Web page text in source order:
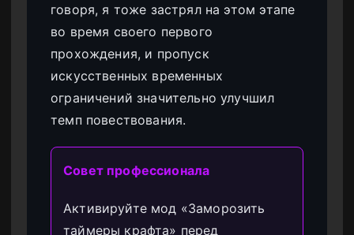
говоря, я тоже застрял на этом этапе
во время своего первого
прохождения, и пропуск
искусственных временных
ограничений значительно улучшил
темп повествования.
Совет профессионала
Активируйте мод «Заморозить
таймеры крафта» перед